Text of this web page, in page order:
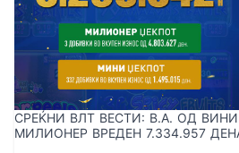
СРЕЌНИ ВЛТ ВЕСТИ: В.A. ОД
МИЛИОНЕР ВРЕДЕН 7.334.957